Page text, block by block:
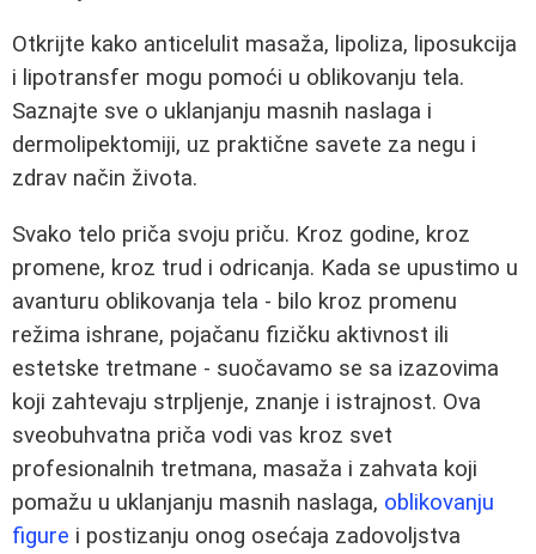
Otkrijte kako anticelulit masaža, lipoliza, liposukcija
i lipotransfer mogu pomoći u oblikovanju tela.
Saznajte sve o uklanjanju masnih naslaga i
dermolipektomiji, uz praktične savete za negu i
zdrav način života.
Svako telo priča svoju priču. Kroz godine, kroz
promene, kroz trud i odricanja. Kada se upustimo u
avanturu oblikovanja tela - bilo kroz promenu
režima ishrane, pojačanu fizičku aktivnost ili
estetske tretmane - suočavamo se sa izazovima
koji zahtevaju strpljenje, znanje i istrajnost. Ova
sveobuhvatna priča vodi vas kroz svet
profesionalnih tretmana, masaža i zahvata koji
pomažu u uklanjanju masnih naslaga, oblikovanju
figure i postizanju onog osećaja zadovoljstva